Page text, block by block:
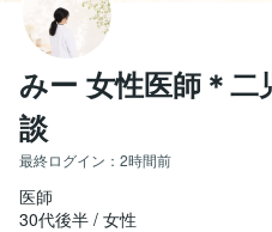
みー 女性医師＊二
談
最終ログイン： 2時間前
医師
30代後半 女性